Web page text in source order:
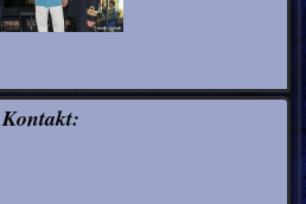
Kontakt: